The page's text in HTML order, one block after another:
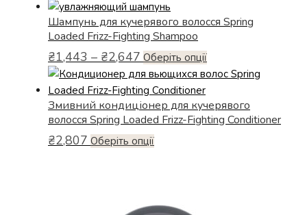
Шампунь для кучерявого волосся Spring
Loaded Frizz-Fighting Shampoo
₴1,443 – ₴2,647 Діапазон
цін:
від
₴1,443
до
₴2,647
Оберіть опціїЦей
товар
кілька
варіантів.
Змивний кондиціонер для кучерявого
волосся Spring Loaded Frizz-Fighting Conditioner
₴2,807 Оберіть опціїЦей
варіантів.